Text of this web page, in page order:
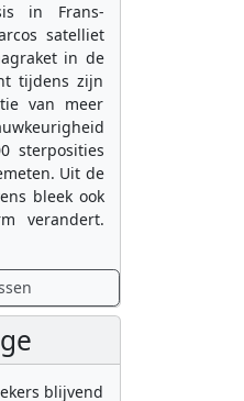
in Frans-
satelliet
in de
tijdens zijn
van meer
sterposities
Uit de
bleek ook
verandert.
blijvend